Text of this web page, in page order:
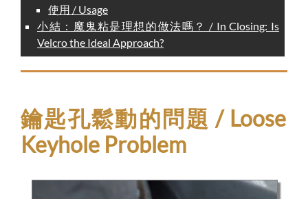
使用 / Usage
小結：魔鬼粘是理想的做法嗎？ / In Closing: Is
Velcro the Ideal Approach?
鑰匙孔鬆動的問題 / Loose
Keyhole Problem